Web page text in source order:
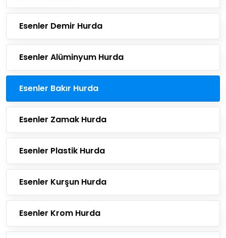
Esenler Demir Hurda
Esenler Alüminyum Hurda
Esenler Bakır Hurda
Esenler Zamak Hurda
Esenler Plastik Hurda
Esenler Kurşun Hurda
Esenler Krom Hurda